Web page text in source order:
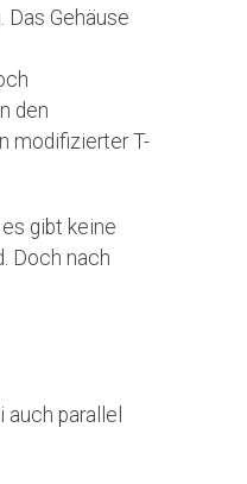
Gehäuse
den
modifizierter T-
gibt keine
Doch nach
parallel